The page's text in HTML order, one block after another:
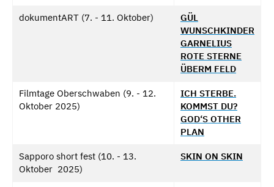
dokumentART (7. - 11. Oktober)
GÜL
WUNSCHKINDER
GARNELIUS
ROTE STERNE
ÜBERM FELD
Filmtage Oberschwaben (9. - 12.
Oktober 2025)
ICH STERBE.
KOMMST DU?
GOD‘S OTHER
PLAN
Sapporo short fest (10. - 13.
Oktober 2025)
SKIN ON SKIN